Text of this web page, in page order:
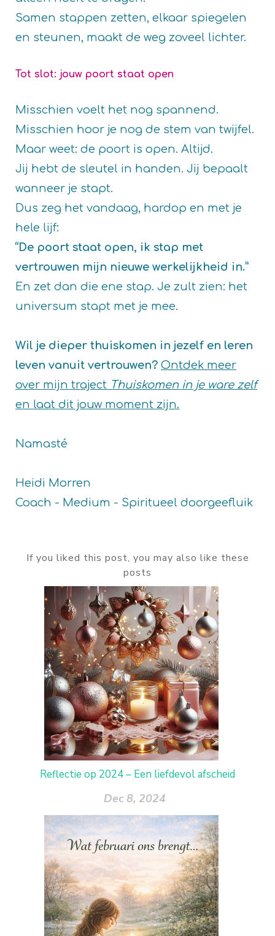
Samen stappen zetten, elkaar spiegelen
en steunen, maakt de weg zoveel lichter.
Tot slot: jouw poort staat open
Misschien voelt het nog spannend.
Misschien hoor je nog de stem van twijfel.
Maar weet: de poort is open. Altijd.
Jij hebt de sleutel in handen. Jij bepaalt
wanneer je stapt.
Dus zeg het vandaag, hardop en met je
hele lijf:
“De poort staat open, ik stap met
vertrouwen mijn nieuwe werkelijkheid in.”
En zet dan die ene stap. Je zult zien: het
universum stapt met je mee.
Wil je dieper thuiskomen in jezelf en leren
leven vanuit vertrouwen? Ontdek meer
over mijn traject Thuiskomen in je ware zelf
en laat dit jouw moment zijn.
Namasté
Heidi Morren
Coach - Medium - Spiritueel doorgeefluik
If you liked this post, you may also like these
posts
Reflectie op 2024 – Een liefdevol afscheid
Dec 8, 2024